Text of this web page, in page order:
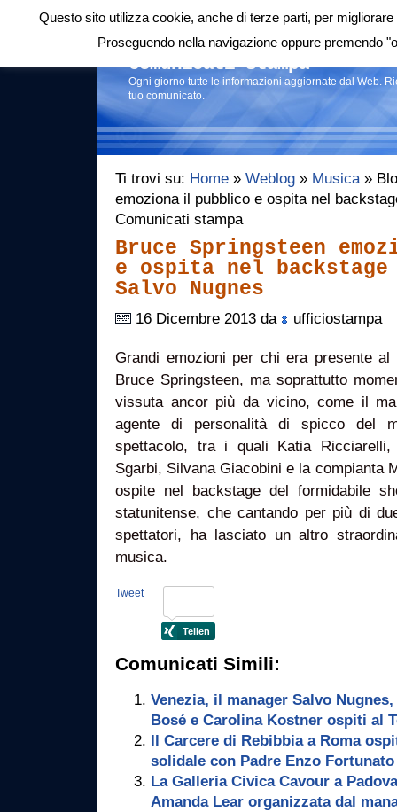
Login|RSS |
Comunicati stampa
Ogni giorno tutte le informazioni aggiornate dal Web.
tuo comunicato.
Ti trovi su: Home » Weblog » Musica»
emoziona il pubblico e ospita nel
Comunicati stampa
Bruce Springsteen
e ospita nel backstage
Salvo Nugnes
16 Dicembre 2013 da ufficiostampa
Grandi emozioni per chi era presente
Bruce Springsteen, ma soprattutto
vissuta ancor più da vicino, come il
agente di personalità di spicco del
spettacolo, tra i quali Katia Ricciarelli,
Sgarbi, Silvana Giacobini e la compianta
ospite nel backstage del formidabile
statunitense, che cantando per più di
spettatori, ha lasciato un altro
musica.
Tweet
Comunicati Simili:
Venezia, il manager Salvo
Bosé e Carolina Kostner ospiti al
Il Carcere di Rebibbia a Roma
solidale con Padre Enzo
La Galleria Civica Cavour a
Amanda Lear organizzata dal
Questo sito utilizza cookie, anche di terze parti, per
Proseguendo nella navigazione oppure premendo